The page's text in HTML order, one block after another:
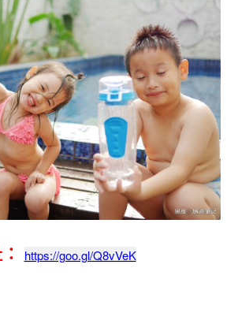
https://goo.gl/Q8vVeK